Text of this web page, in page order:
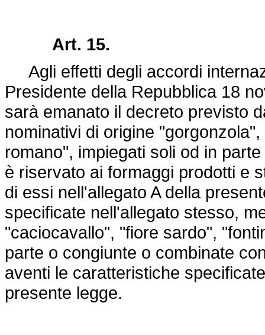
Art. 15.
Agli effetti degli accordi
Presidente della Repubblica 18
sarà emanato il decreto previsto
nominativi di origine
romano", impiegati soli od in
è riservato ai formaggi prodotti e
di essi nell'allegato A della
specificate nell'allegato stesso,
"caciocavallo", "fiore sardo",
parte o congiunte o combinate
aventi le caratteristiche
presente legge.